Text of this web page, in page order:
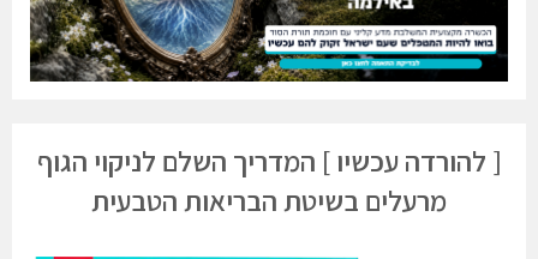
[ להורדה עכשיו ] המדריך השלם לניקוי הגוף
מרעלים בשיטת הבריאות הטבעית